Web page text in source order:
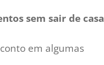
sem sair de casa
em algumas